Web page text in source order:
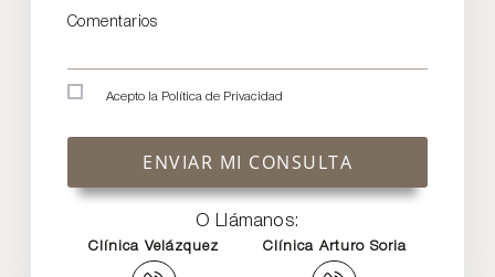
Comentarios
Acepto la Política de Privacidad
ENVIAR MI CONSULTA
O Llámanos:
Clínica Velázquez Clínica Arturo Soria